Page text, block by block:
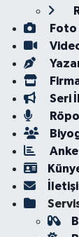
Foto
Seri